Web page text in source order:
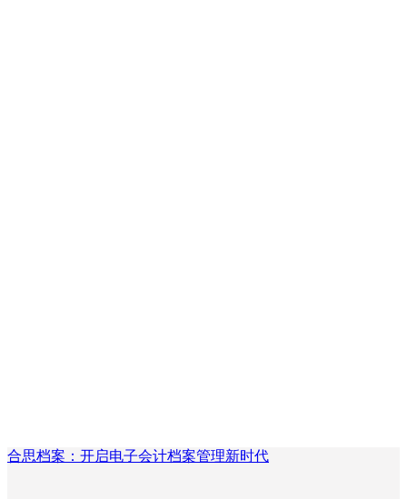
合思档案：开启电子会计档案管理新时代